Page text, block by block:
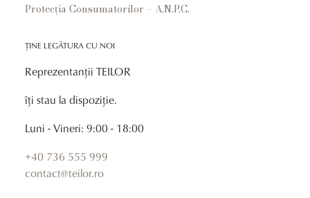
Protecția Consumatorilor – A.N.P.C.
ȚINE LEGĂTURA CU NOI
Reprezentanții TEILOR
îți stau la dispoziție.
Luni - Vineri: 9:00 - 18:00
+40 736 555 999
contact@teilor.ro